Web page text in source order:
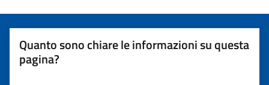
Quanto sono chiare le informazioni su questa
pagina?